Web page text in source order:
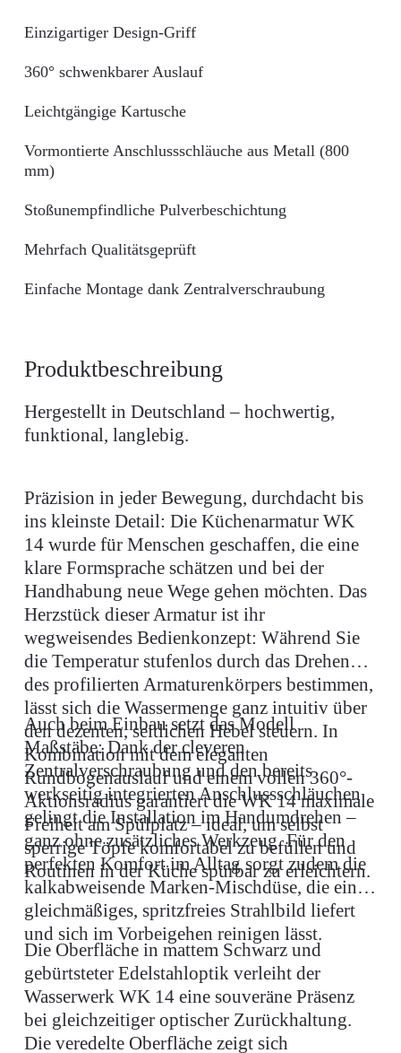
Produktbeschreibung
Hergestellt in Deutschland – hochwertig,
funktional, langlebig.
Präzision in jeder Bewegung, durchdacht bis
ins kleinste Detail: Die Küchenarmatur WK
14 wurde für Menschen geschaffen, die eine
klare Formsprache schätzen und bei der
Handhabung neue Wege gehen möchten. Das
Herzstück dieser Armatur ist ihr
wegweisendes Bedienkonzept: Während Sie
die Temperatur stufenlos durch das Drehen
des profilierten Armaturenkörpers bestimmen,
lässt sich die Wassermenge ganz intuitiv über
den dezenten, seitlichen Hebel steuern. In
Kombination mit dem eleganten
Rundbogenauslauf und einem vollen 360°-
Aktionsradius garantiert die WK 14 maximale
Freiheit am Spülplatz – ideal, um selbst
sperrige Töpfe komfortabel zu befüllen und
Routinen in der Küche spürbar zu erleichtern.
Auch beim Einbau setzt das Modell
Maßstäbe: Dank der cleveren
Zentralverschraubung und den bereits
werkseitig integrierten Anschlussschläuchen
gelingt die Installation im Handumdrehen –
ganz ohne zusätzliches Werkzeug. Für den
perfekten Komfort im Alltag sorgt zudem die
kalkabweisende Marken-Mischdüse, die ein
gleichmäßiges, spritzfreies Strahlbild liefert
und sich im Vorbeigehen reinigen lässt.
Die Oberfläche in mattem Schwarz und
gebürtsteter Edelstahloptik verleiht der
Wasserwerk WK 14 eine souveräne Präsenz
bei gleichzeitiger optischer Zurückhaltung.
Die veredelte Oberfläche zeigt sich
Einzigartiger Design-Griff
360° schwenkbarer Auslauf
Leichtgängige Kartusche
Vormontierte Anschlussschläuche aus Metall (800
mm)
Stoßunempfindliche Pulverbeschichtung
Mehrfach Qualitätsgeprüft
Einfache Montage dank Zentralverschraubung